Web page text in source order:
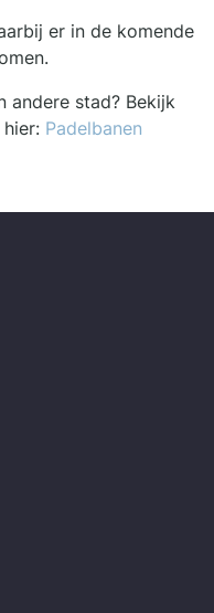
er in de komende
andere stad? Bekijk
Padelbanen